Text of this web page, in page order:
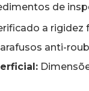
de
a rigidez
anti-